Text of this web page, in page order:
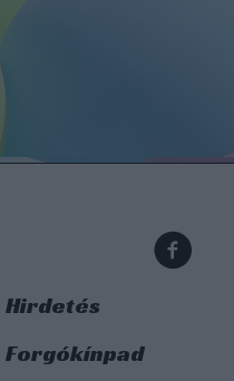
Hirdetés
Forgókínpad